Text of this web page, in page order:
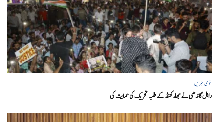
قومی خبریں
راہل گاندھی نے جھارکھنڈ کے طلبہ تحریک کی حمایت کی